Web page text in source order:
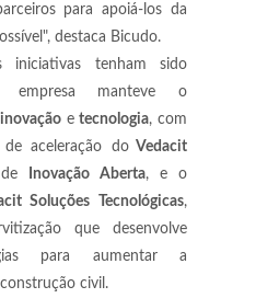
para apoiá-los da
destaca Bicudo.
iniciativas tenham sido
empresa manteve o
inovação etecnologia, com
aceleração doVedacit
Inovação Aberta, e o
Soluções Tecnológicas,
que desenvolve
para aumentar a
civil.